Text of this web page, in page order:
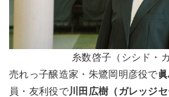
糸数啓子（シシド・
売れっ子醸造家・朱鷺岡明彦役で
員・友利役で川田広樹（ガレッジセ